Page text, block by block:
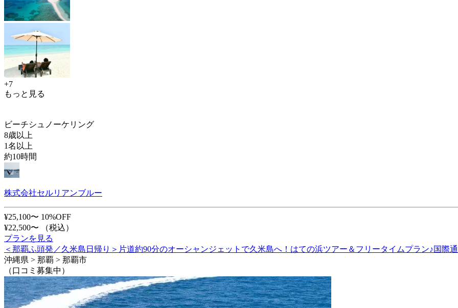
+7
もっと見る
ビーチシュノーケリング
8歳以上
1名以上
約10時間
株式会社セルリアンブルー
¥25,100〜 10%OFF
¥22,500〜
（税込）
プランを見る
＜那覇ふ頭発／久米島日帰り＞片道約90分のオーシャンジェットで久米島へ！はての浜ツアー＆フリータイムプラン♪国際通
沖縄県 > 那覇 > 那覇市
（口コミ募集中）